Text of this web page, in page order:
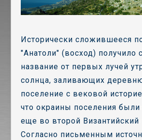
Исторически сложившееся
"Анатоли" (восход) получило
название от первых лучей
солнца, заливающих
поселение с вековой
что окраины поселения были
еще во второй Византийский
Согласно письменным